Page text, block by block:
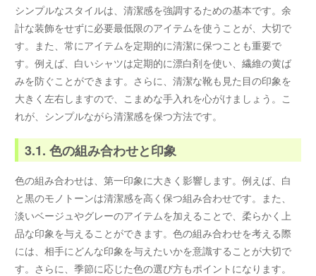
シンプルなスタイルは、清潔感を強調するための基本です。余
計な装飾をせずに必要最低限のアイテムを使うことが、大切で
す。また、常にアイテムを定期的に清潔に保つことも重要で
す。例えば、白いシャツは定期的に漂白剤を使い、繊維の黄ば
みを防ぐことができます。さらに、清潔な靴も見た目の印象を
大きく左右しますので、こまめな手入れを心がけましょう。こ
れが、シンプルながら清潔感を保つ方法です。
3.1. 色の組み合わせと印象
色の組み合わせは、第一印象に大きく影響します。例えば、白
と黒のモノトーンは清潔感を高く保つ組み合わせです。また、
淡いベージュやグレーのアイテムを加えることで、柔らかく上
品な印象を与えることができます。色の組み合わせを考える際
には、相手にどんな印象を与えたいかを意識することが大切で
す。さらに、季節に応じた色の選び方もポイントになります。